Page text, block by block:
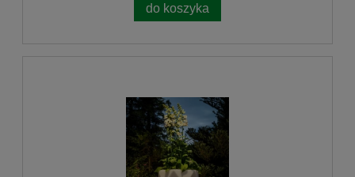
do koszyka